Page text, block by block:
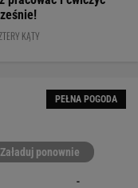
KĄTY
PEŁNA POGODA
Załaduj ponownie
-